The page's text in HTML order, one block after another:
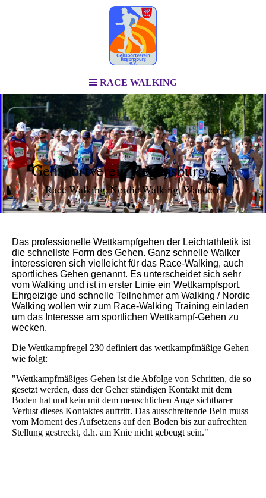
RACE WALKING
Gehsportverein Regensburg e.V.
Race Walking, Nordic Walking, Wandern
Das professionelle Wettkampfgehen der Leichtathletik ist
die schnellste Form des Gehen. Ganz schnelle Walker
interessieren sich vielleicht für das Race-Walking, auch
sportliches Gehen genannt. Es unterscheidet sich sehr
vom Walking und ist in erster Linie ein Wettkampfsport.
Ehrgeizige und schnelle Teilnehmer am Walking / Nordic
Walking wollen wir zum Race-Walking Training einladen
um das Interesse am sportlichen Wettkampf-Gehen zu
wecken.
Die Wettkampfregel 230 definiert das wettkampfmäßige Gehen
wie folgt:
"Wettkampfmäßiges Gehen ist die Abfolge von Schritten, die so
gesetzt werden, dass der Geher ständigen Kontakt mit dem
Boden hat und kein mit dem menschlichen Auge sichtbarer
Verlust dieses Kontaktes auftritt. Das ausschreitende Bein muss
vom Moment des Aufsetzens auf den Boden bis zur aufrechten
Stellung gestreckt, d.h. am Knie nicht gebeugt sein."